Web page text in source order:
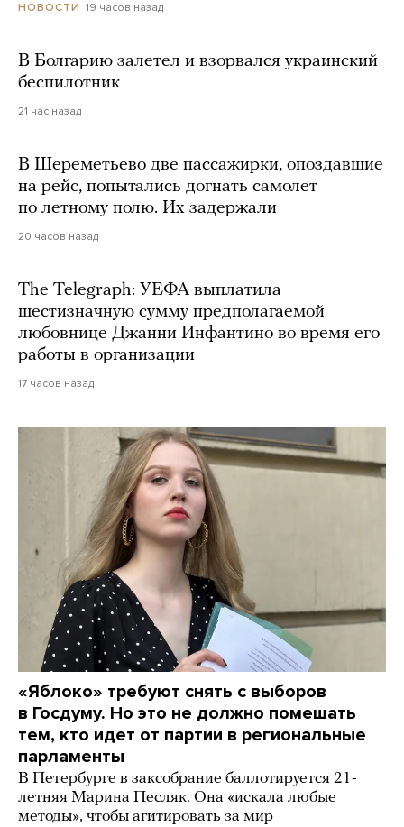
НОВОСТИ 19 часов назад
В Болгарию залетел и взорвался украинский
беспилотник
21 час назад
В Шереметьево две пассажирки, опоздавшие
на рейс, попытались догнать самолет
по летному полю. Их задержали
20 часов назад
The Telegraph: УЕФА выплатила
шестизначную сумму предполагаемой
любовнице Джанни Инфантино во время его
работы в организации
17 часов назад
«Яблоко» требуют снять с выборов
в Госдуму. Но это не должно помешать
тем, кто идет от партии в региональные
парламенты
В Петербурге в заксобрание баллотируется 21-
летняя Марина Песляк. Она «искала любые
методы», чтобы агитировать за мир